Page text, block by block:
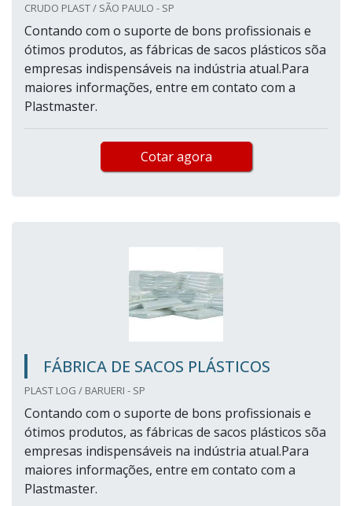
CRUDO PLAST / SÃO PAULO - SP
Contando com o suporte de bons profissionais e
ótimos produtos, as fábricas de sacos plásticos sõa
empresas indispensáveis na indústria atual.Para
maiores informações, entre em contato com a
Plastmaster.
Cotar agora
FÁBRICA DE SACOS PLÁSTICOS
PLAST LOG / BARUERI - SP
Contando com o suporte de bons profissionais e
ótimos produtos, as fábricas de sacos plásticos sõa
empresas indispensáveis na indústria atual.Para
maiores informações, entre em contato com a
Plastmaster.